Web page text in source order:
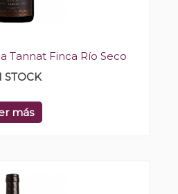
Tannat Finca Río Seco
STOCK
más